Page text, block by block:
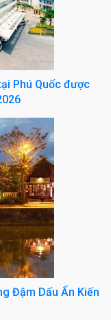
Phú Quốc được
Đậm Dấu Ấn Kiến